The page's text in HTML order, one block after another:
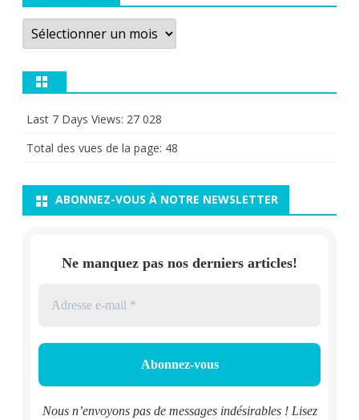
Archives
Last 7 Days Views: 27 028
Total des vues de la page: 48
ABONNEZ-VOUS À NOTRE NEWSLETTER
Ne manquez pas nos derniers articles!
Nous n’envoyons pas de messages indésirables ! Lisez